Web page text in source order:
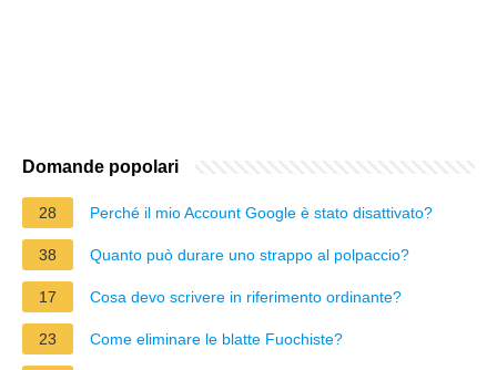
Domande popolari
28 Perché il mio Account Google è stato disattivato?
38 Quanto può durare uno strappo al polpaccio?
17 Cosa devo scrivere in riferimento ordinante?
23 Come eliminare le blatte Fuochiste?